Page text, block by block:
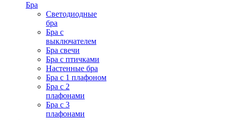
Бра
Светодиодные
бра
Бра с
выключателем
Бра свечи
Бра с птичками
Настенные бра
Бра с 1 плафоном
Бра с 2
плафонами
Бра с 3
плафонами